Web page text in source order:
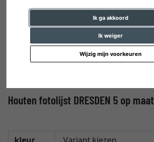
Ik ga akkoord
Ik weiger
Wijzig mijn voorkeuren
Houten fotolijst DRESDEN 5 op maat